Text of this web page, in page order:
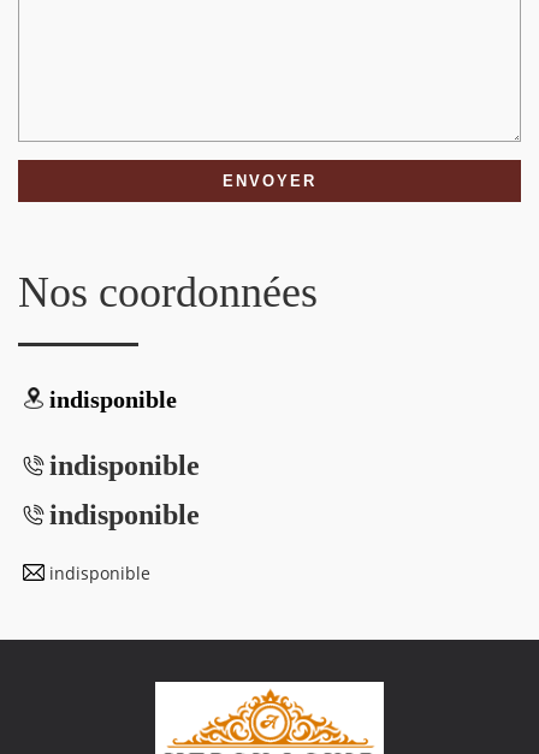
Nos coordonnées
indisponible
indisponible
indisponible
indisponible